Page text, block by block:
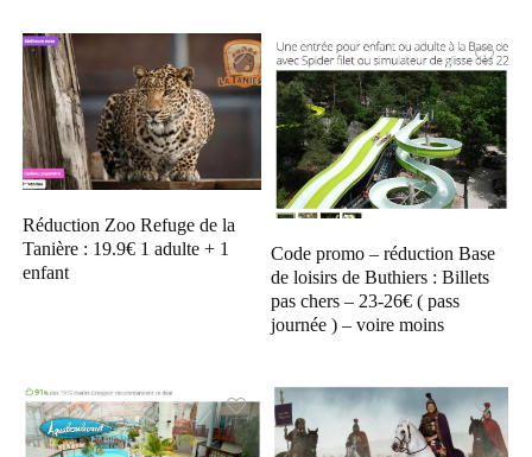
Réduction Zoo Refuge de la
Tanière : 19.9€ 1 adulte + 1
enfant
Code promo – réduction Base
de loisirs de Buthiers : Billets
pas chers – 23-26€ ( pass
journée ) – voire moins